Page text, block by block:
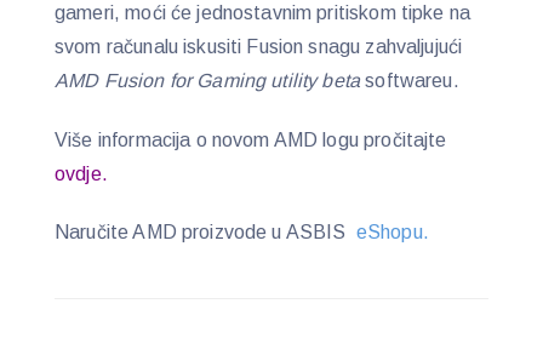
gameri, moći će jednostavnim pritiskom tipke na
svom računalu iskusiti Fusion snagu zahvaljujući
AMD Fusion for Gaming utility betasoftwareu.
Više informacija o novom AMD logu pročitajte
ovdje.
Naručite AMD proizvode u ASBIS eShopu.